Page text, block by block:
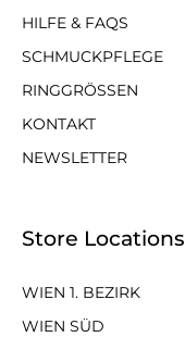
HILFE & FAQS
SCHMUCKPFLEGE
RINGGRÖSSEN
KONTAKT
NEWSLETTER
Store Locations
WIEN 1. BEZIRK
WIEN SÜD